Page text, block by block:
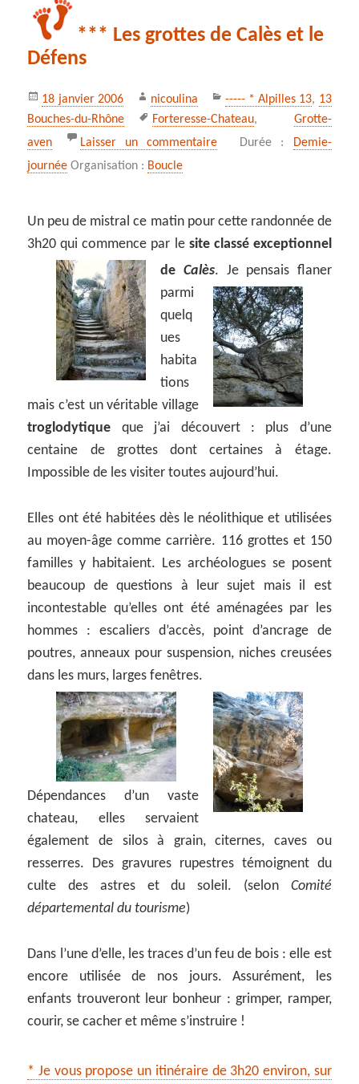
*** Les grottes de Calès et le
Défens
Publié
le
18 janvier 2006 Auteur
nicoulina Catégories
----- * Alpilles 13, 13
Bouches-du-Rhône
Mots-
clés
Forteresse-Chateau, Grotte-
aven
Laisser un commentaire
sur *** Les grottes de
Durée : Demie-
journée Organisation : Boucle
Un peu de mistral ce matin pour cette randonnée de
3h20 qui commence par le site classé exceptionnel
de Calès. Je pensais flaner
parmi
quelq
ues
habita
tions
mais c’est un véritable village
troglodytique que j’ai découvert : plus d’une
centaine de grottes dont certaines à étage.
Impossible de les visiter toutes aujourd’hui.
Elles ont été habitées dès le néolithique et utilisées
au moyen-âge comme carrière. 116 grottes et 150
familles y habitaient. Les archéologues se posent
beaucoup de questions à leur sujet mais il est
incontestable qu’elles ont été aménagées par les
hommes : escaliers d’accès, point d’ancrage de
poutres, anneaux pour suspension, niches creusées
dans les murs, larges fenêtres.
Dépendances d’un vaste
chateau, elles servaient
également de silos à grain, citernes, caves ou
resserres. Des gravures rupestres témoignent du
culte des astres et du soleil. (selon Comité
départemental du tourisme)
Dans l’une d’elle, les traces d’un feu de bois : elle est
encore utilisée de nos jours. Assurément, les
enfants trouveront leur bonheur : grimper, ramper,
courir, se cacher et même s’instruire !
* Je vous propose un itinéraire de 3h20 environ, sur